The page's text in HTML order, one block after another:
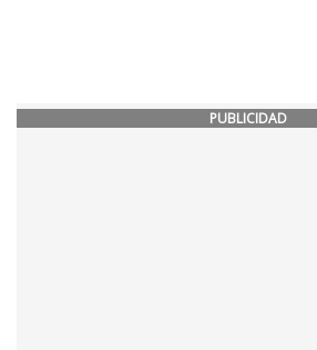
PUBLICIDAD